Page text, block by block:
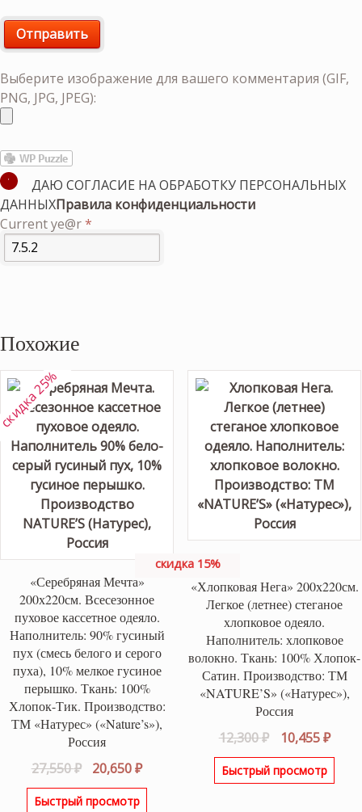
Выберите изображение для вашего комментария (GIF,
PNG, JPG, JPEG):
ДАЮ СОГЛАСИЕ НА ОБРАБОТКУ ПЕРСОНАЛЬНЫХ
ДАННЫХПравила конфиденциальности
Current ye@r*
Похожие
«Серебряная Мечта»
200х220см. Всесезонное
пуховое кассетное одеяло.
Наполнитель: 90% гусиный
пух (смесь белого и серого
пуха), 10% мелкое гусиное
перышко. Ткань: 100%
Хлопок-Тик. Производство:
ТМ «Натурес» («Nature’s»),
Россия
27,550₽
Первоначальная
цена
составляла
20,650₽Текущая
цена:
Быстрый просмотр
25%
скидка 15%
«Хлопковая Нега» 200х220см.
Легкое (летнее) стеганое
хлопковое одеяло.
Наполнитель: хлопковое
волокно. Ткань: 100% Хлопок-
Сатин. Производство: ТМ
«NATURE’S» («Натурес»),
Россия
12,300₽
цена
составляла
10,455₽
Быстрый просмотр